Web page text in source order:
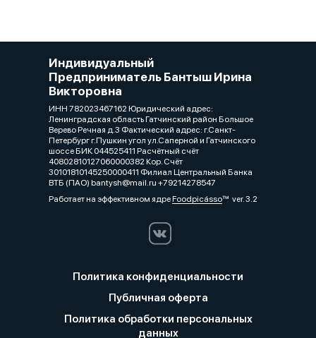
Индивидуальный
Предприниматель Бантыш Ирина
Викторовна
ИНН 782023467162 Юридический адрес:
Ленинградская область Гатчинский район Большое
Верево Речная д.3 Фактический адрес: г.Санкт-
Петербург г.Пушкин угол ул.Саперной и Гатчинского
шоссе БИК 044525411 Расчётный счёт
40802810127060000382 Кор. Счёт
30101810145250000411 Филиал Центральный Банка
ВТБ (ПАО) bantysh@mail.ru +79214278547
Работает на эффективном ядреFoodpicássover. 3.2
Политика конфиденциальности
Публичная оферта
Политика обработки персональных
данных